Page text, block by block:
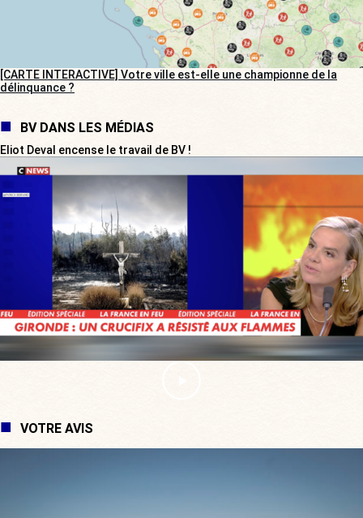
[CARTE INTERACTIVE] Votre ville est-elle une championne de la
délinquance ?
BV DANS LES MÉDIAS
Eliot Deval encense le travail de BV !
VOTRE AVIS